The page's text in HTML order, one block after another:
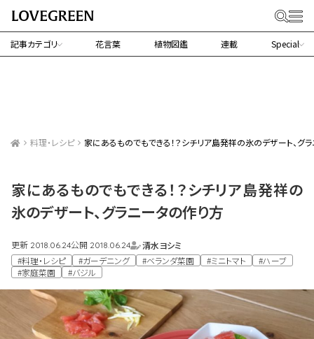
記事カテゴリ 花言葉 植物図鑑 連載 Special
料理・レシピ 家にあるものでもできる！？シチリア島発祥の氷のデザート、グ
家にあるものでもできる！？シチリア島発祥の
氷のデザート、グラニータの作り方
更新 2018.06.24公開 2018.06.24
清水ヨシミ
#料理・レシピ
#ガーデニング #ベランダ菜園 #ミニトマト
#ハーブ
#家庭菜園
#バジル